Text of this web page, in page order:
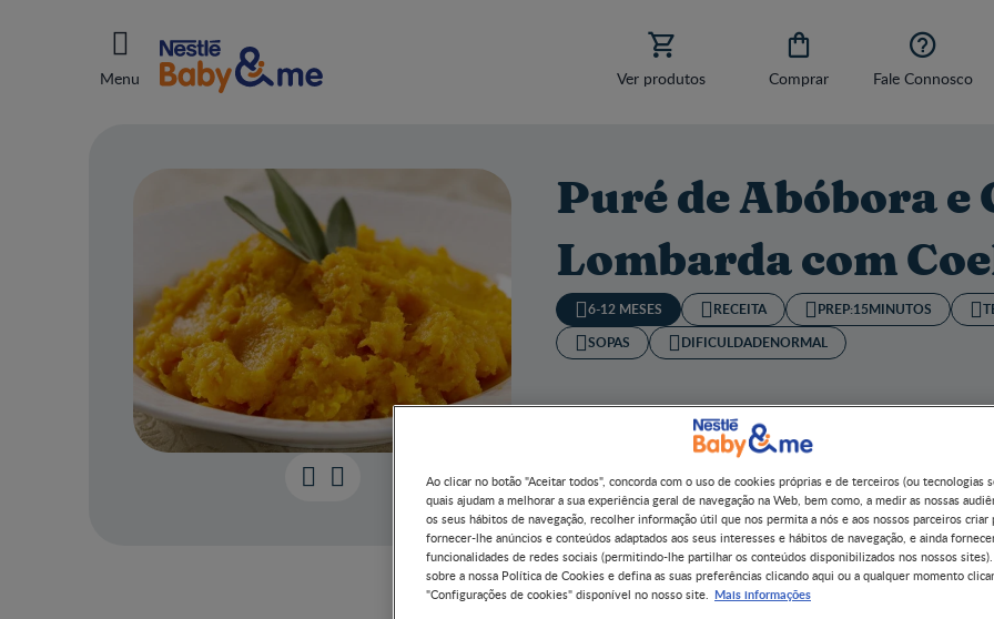
Menu

Ver produtos

Comprar

Fale Connosco
Puré de Abóbora e
Lombarda com
6-12 MESES RECEITA PREP:15MINUTOS
SOPAS
DIFICULDADENORMAL
Ao clicar no botão "Aceitar todos", concorda com o uso de cookies próprias e de terceiros (ou tecnologias
quais ajudam a melhorar a sua experiência geral de navegação na Web, bem como, a medir as nossas
os seus hábitos de navegação, recolher informação útil que nos permita a nós e aos nossos parceiros criar
fornecer-lhe anúncios e conteúdos adaptados aos seus interesses e hábitos de navegação, e ainda
funcionalidades de redes sociais (permitindo-lhe partilhar os conteúdos disponibilizados nos nossos sites).
sobre a nossa Política de Cookies e defina as suas preferências clicando aqui ou a qualquer momento
"Configurações de cookies" disponível no nosso site. Mais informações